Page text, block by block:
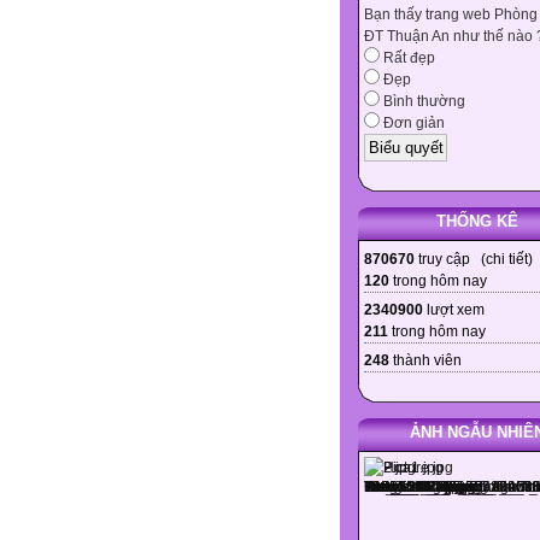
Bạn thấy trang web
ĐT Thuận An như thế nào
Rất đẹp
Đẹp
Bình thường
Đơn giản
THỐNG KÊ
870670 truy cập (chi tiết)
120 trong hôm nay
2340900 lượt xem
211 trong hôm nay
248 thành viên
ẢNH NGẪU